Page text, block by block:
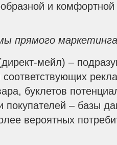
и
прямого
мейл) –
буклетов
покупателей – базы
вероятных